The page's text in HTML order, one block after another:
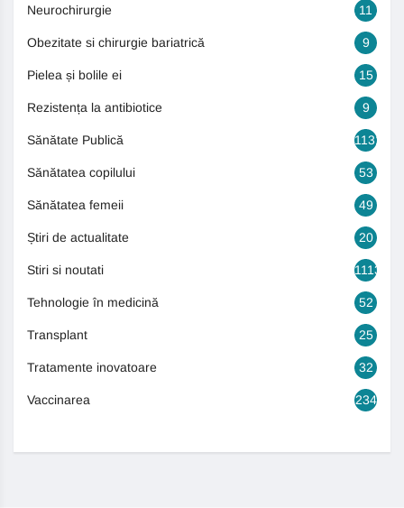
Neurochirurgie 11
Obezitate si chirurgie bariatrică 9
Pielea și bolile ei 15
Rezistența la antibiotice 9
Sănătate Publică 1131
Sănătatea copilului 53
Sănătatea femeii 49
Știri de actualitate 20
Stiri si noutati 1113
Tehnologie în medicină 52
Transplant 25
Tratamente inovatoare 32
Vaccinarea 234